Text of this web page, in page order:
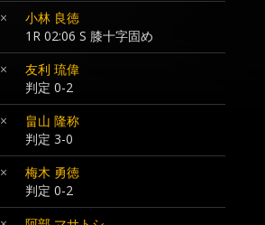
×
小林 良徳
1R 02:06 S 膝十字固め
×
友利 琉偉
判定 0-2
×
畠山 隆称
判定 3-0
×
梅木 勇徳
判定 0-2